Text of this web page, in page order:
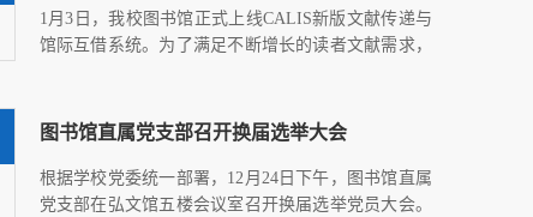
1月3日，我校图书馆正式上线CALIS新版文献传递与
馆际互借系统。为了满足不断增长的读者文献需求，
图书馆直属党支部召开换届选举大会
根据学校党委统一部署，12月24日下午，图书馆直属
党支部在弘文馆五楼会议室召开换届选举党员大会。